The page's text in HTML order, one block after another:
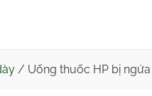
/ Uống thuốc HP bị